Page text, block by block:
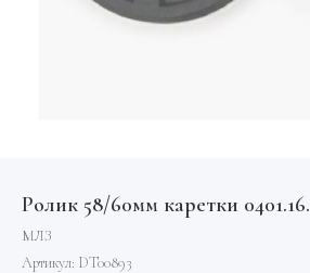
Ролик 58/60мм каретки
МЛЗ
Артикул: DT00893